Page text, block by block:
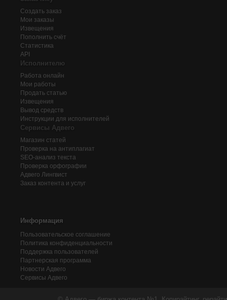
Создать заказ
Мои заказы
Извещения
Пополнить счёт
Статистика
API
Исполнителю
Работа онлайн
Мои работы
Продать статью
Извещения
Вывод средств
Инструкции для исполнителей
Сервисы Адвего
Магазин статей
Проверка на антиплагиат
SEO-анализ текста
Проверка орфографии
Адвего Лингвист
Заказ контента и услуг
Информация
Пользовательское соглашение
Политика конфиденциальности
Поддержка пользователей
Партнерская программа
Новости Адвего
Сервисы Адвего